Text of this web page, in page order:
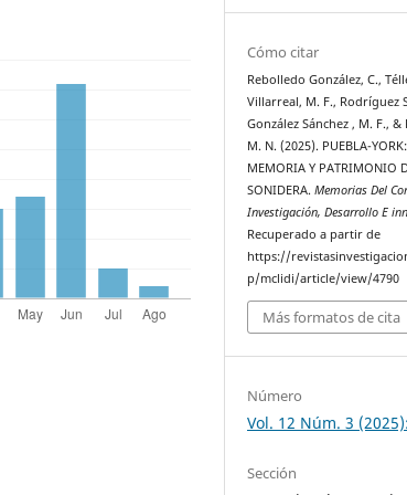
Cómo citar
Rebolledo González, C.,
Villarreal, M. F., Rodríguez
González Sánchez , M. F.,
M. N. (2025). PUEBLA-
MEMORIA Y PATRIMONIO
SONIDERA.Memorias Del
Investigación, Desarrollo E
Recuperado a partir de
https://
p/mclidi/article/view/4790
Más formatos de cita
Número
Vol. 12 Núm. 3
Sección